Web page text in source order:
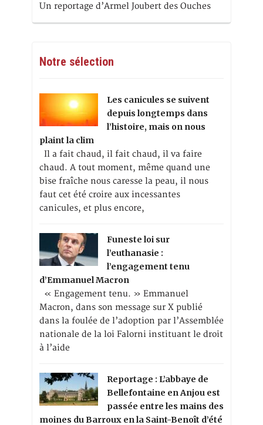
Un reportage d’Armel Joubert des Ouches
Notre sélection
Les canicules se suivent
depuis longtemps dans
l’histoire, mais on nous
plaint la clim
Il a fait chaud, il fait chaud, il va faire
chaud. A tout moment, même quand une
bise fraîche nous caresse la peau, il nous
faut cet été croire aux incessantes
canicules, et plus encore,
Funeste loi sur
l’euthanasie :
l’engagement tenu
d’Emmanuel Macron
« Engagement tenu. » Emmanuel
Macron, dans son message sur X publié
dans la foulée de l’adoption par l’Assemblée
nationale de la loi Falorni instituant le droit
à l’aide
Reportage : L’abbaye de
Bellefontaine en Anjou est
passée entre les mains des
moines du Barroux en la Saint-Benoît d’été